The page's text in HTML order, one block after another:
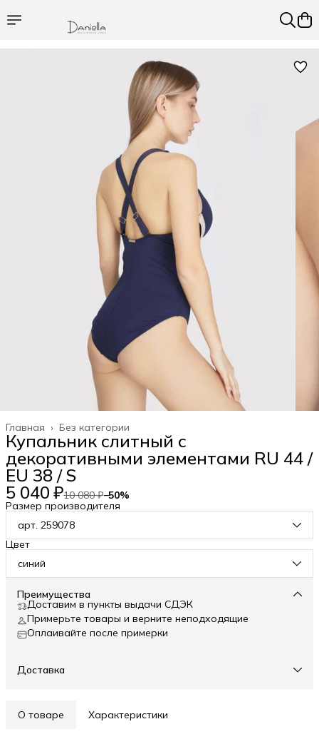
Без категории
Главная ›
Купальник слитный с
декоративными элементами RU 44 /
EU 38 / S
5 040 ₽10 080 ₽−50%
Размер производителя
арт. 259078
Цвет
синий
Преимущества
Доставим в пункты выдачи СДЭК
Примерьте товары и верните неподходящие
Оплаивайте после примерки
Доставка
О товаре Характеристики